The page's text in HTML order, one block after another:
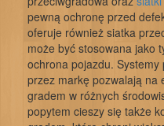
pewną ochronę przed
oferuje również siatka
może być stosowana jako
ochrona pojazdu.
przez markę pozwalają na
gradem w różnych
popytem cieszy się także